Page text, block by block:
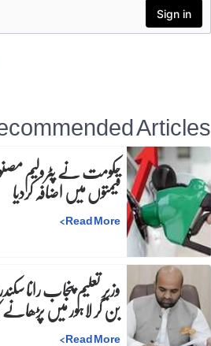
Articles
حکومت نے پٹرولیم
قیمتوں میں اضافہ کردیا
Read More
>
وزیرِ تعلیم پنجاب رانا
بن کر لاہور میں
Read More
>